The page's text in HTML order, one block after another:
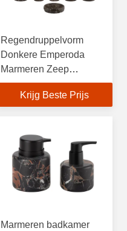
Regendruppelvorm
Donkere Emperoda
Marmeren Zeep
Dispenser Badkamer
Accessoires Set
Krijg Beste Prijs
Marmeren badkamer